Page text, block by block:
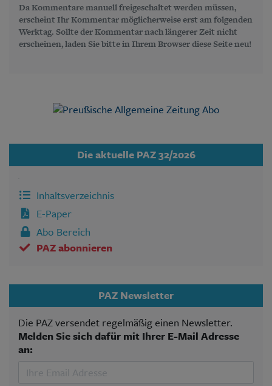
Da Kommentare manuell freigeschaltet werden müssen,
erscheint Ihr Kommentar möglicherweise erst am folgenden
Werktag. Sollte der Kommentar nach längerer Zeit nicht
erscheinen, laden Sie bitte in Ihrem Browser diese Seite neu!
Die aktuelle PAZ 32/2026
Inhaltsverzeichnis
E-Paper
Abo Bereich
PAZ abonnieren
PAZ Newsletter
Die PAZ versendet regelmäßig einen Newsletter.
Melden Sie sich dafür mit Ihrer E-Mail Adresse
an: